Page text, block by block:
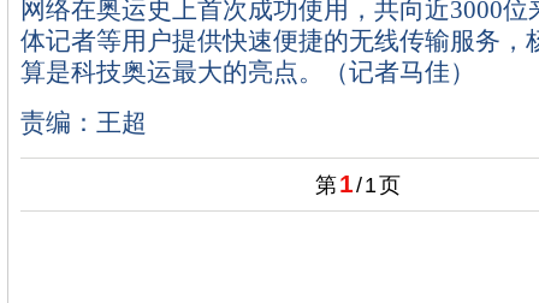
网络在奥运史上首次成功使用，共向近3000位
体记者等用户提供快速便捷的无线传输服务，
算是科技奥运最大的亮点。（记者马佳）
责编：王超
第1/1页